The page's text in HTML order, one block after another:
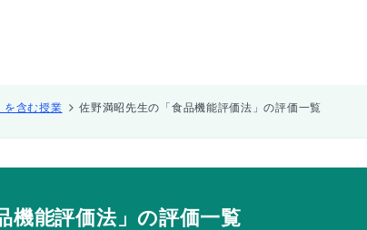
を含む授業 佐野満昭先生の「食品機能評価法」の評価一覧
機能評価法」の評価一覧